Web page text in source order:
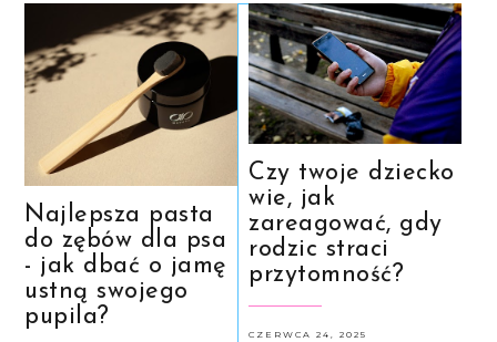
Najlepsza pasta
do zębów dla psa
- jak dbać o jamę
ustną swojego
pupila?
Czy twoje dziecko
wie, jak
zareagować, gdy
rodzic straci
przytomność?
CZERWCA 24, 2025